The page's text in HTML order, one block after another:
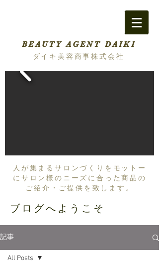
BEAUTY AGENT DAIKI
ダイキ美容商事株式会社
人が集まるサロンづくりをモットー
にサロン様のニーズに合った商品の
ご紹介・ご提供を致します。
ブログへようこそ
記事
All Posts